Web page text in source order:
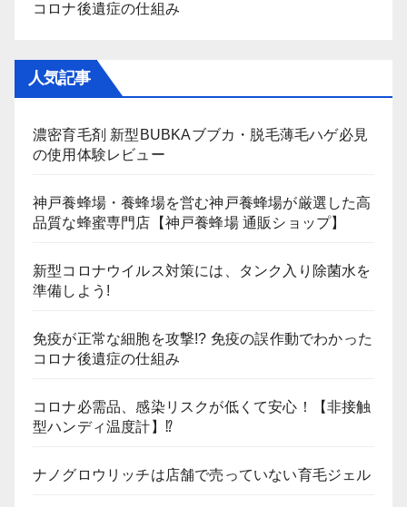
コロナ後遺症の仕組み
人気記事
濃密育毛剤 新型BUBKAブブカ・脱毛薄毛ハゲ必見
の使用体験レビュー
神戸養蜂場・養蜂場を営む神戸養蜂場が厳選した高
品質な蜂蜜専門店【神戸養蜂場 通販ショップ】
新型コロナウイルス対策には、タンク入り除菌水を
準備しよう!
免疫が正常な細胞を攻撃!? 免疫の誤作動でわかった
コロナ後遺症の仕組み
コロナ必需品、感染リスクが低くて安心！【非接触
型ハンディ温度計】⁉
ナノグロウリッチは店舗で売っていない育毛ジェル